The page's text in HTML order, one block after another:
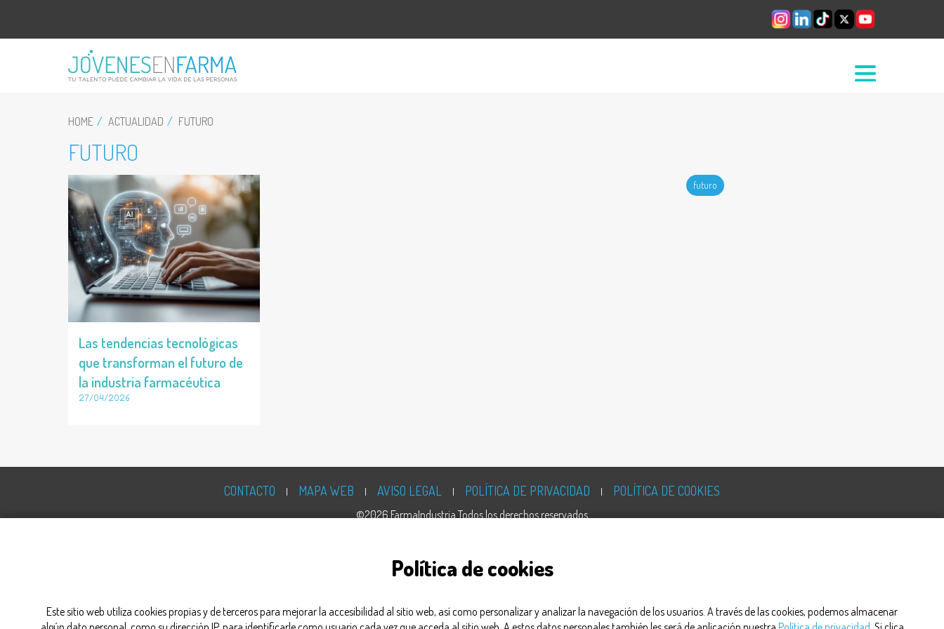
HOME ACTUALIDAD FUTURO
FUTURO
Las tendencias tecnológicas
que transforman el futuro de
la industria farmacéutica
27/04/2026
futuro
CONTACTO MAPA WEB AVISO LEGAL POLÍTICA DE PRIVACIDAD POLÍTICA DE COOKIES
©2026 FarmaIndustria Todos los derechos reservados
Política de cookies
Este sitio web utiliza cookies propias y de terceros para mejorar la accesibilidad al sitio web, así como personalizar y analizar la navegación de los usuarios. A través de las cookies, podemos almacenar